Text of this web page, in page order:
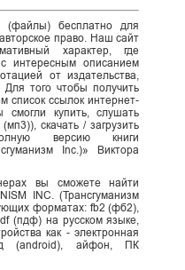
(файлы) бесплатно для
право. Наш сайт
характер, где
интересным описанием
от издательства,
того чтобы получить
список ссылок интернет-
купить, слушать
скачать / загрузить
версию книги
Inc.)» Виктора
вы сможете найти
INC. (Трансгуманизм
форматах: fb2 (фб2),
(пдф) на русском языке,
как - электронная
(android), айфон, ПК